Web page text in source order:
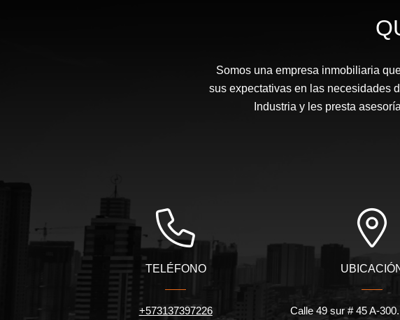
Somos una empresa inmobiliaria
sus expectativas en las necesidades
Industria y les presta
TELÉFONO
+573137397226
Calle 49 sur # 45 A-